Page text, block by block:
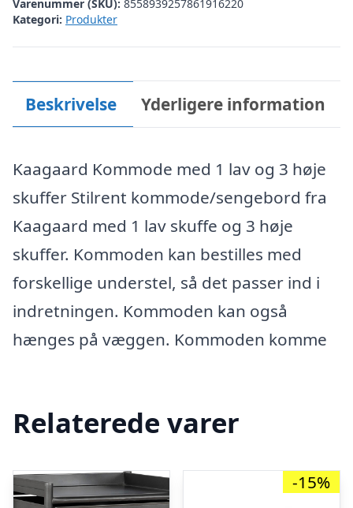
Varenummer (SKU): 8558939257861916220
Kategori: Produkter
Beskrivelse Yderligere information
Kaagaard Kommode med 1 lav og 3 høje
skuffer Stilrent kommode/sengebord fra
Kaagaard med 1 lav skuffe og 3 høje
skuffer. Kommoden kan bestilles med
forskellige understel, så det passer ind i
indretningen. Kommoden kan også
hænges på væggen. Kommoden komme
Relaterede varer
-15%